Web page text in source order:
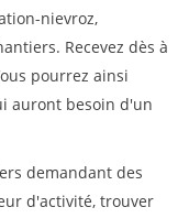
nievroz,
Recevez dès à
pourrez ainsi
auront besoin d'un
demandant des
d'activité, trouver